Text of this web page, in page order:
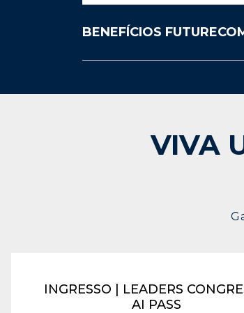
BENEFÍCIOS
VIVA
INGRESSO | LEADERS
AI PASS